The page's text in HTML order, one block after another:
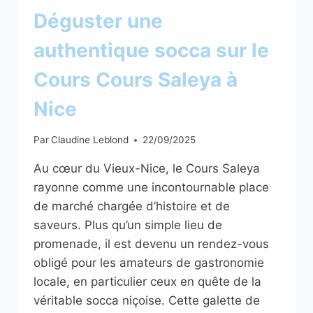
Déguster une
authentique socca sur le
Cours Cours Saleya à
Nice
ParClaudine Leblond 22/09/2025
Au cœur du Vieux-Nice, le Cours Saleya
rayonne comme une incontournable place
de marché chargée d’histoire et de
saveurs. Plus qu’un simple lieu de
promenade, il est devenu un rendez-vous
obligé pour les amateurs de gastronomie
locale, en particulier ceux en quête de la
véritable socca niçoise. Cette galette de